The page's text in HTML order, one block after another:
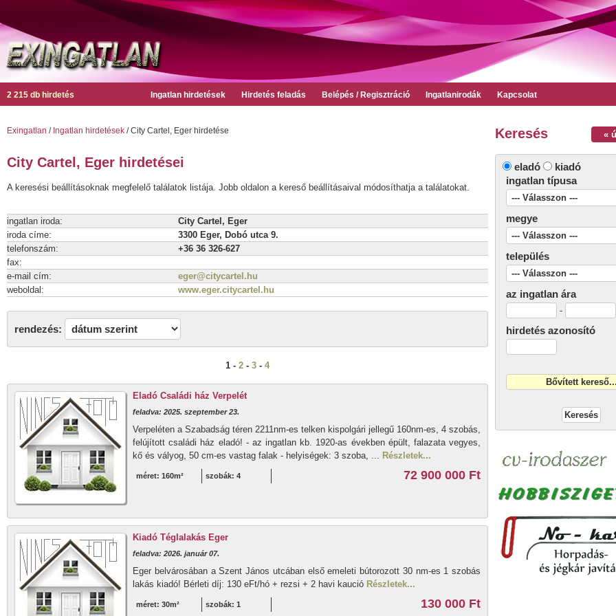
2 215 db hirdetés Ingatlan hirdetések Hirdetés feladás Belépés / Regisztráció Ingatlanirodák Kapcsolat
«
Keresés
eladó
kiadó
ingatlan típusa
megye
település
az ingatlan ára
-
hirdetés azonosító
Exingatlan / Ingatlan hirdetések / City Cartel, Eger hirdetése
City Cartel, Eger hirdetései
A keresési beállításoknak megfelelő találatok listája. Jobb oldalon a kereső beállításaival módosíthatja a találatokat.
ingatlan iroda:
City Cartel, Eger
iroda címe:
3300 Eger, Dobó utca 9.
telefonszám:
+36 36 326-627
fax:
e-mail cím:
eger@citycartel.hu
weboldal:
www.eger.citycartel.hu
rendezés:
1 - 2 - 3 - 4
Eladó Családi ház Verpelét
feladva: 2025. szeptember 23.
Verpeléten a Szabadság téren 2211nm-es telken kispolgári jellegű 160nm-es, 4 szobás,
felújított családi ház eladó! - az ingatlan kb. 1920-as években épült, falazata vegyes,
kő és vályog, 50 cm-es vastag falak - helyiségek: 3 szoba, ... Részletek...
méret: 160m² szobák: 4 72 900 000 Ft
Kiadó Téglalakás Eger
feladva: 2026. január 07.
Eger belvárosában a Szent János utcában első emeleti bútorozott 30 nm-es 1 szobás
lakás kiadó! Bérleti díj: 130 eFt/hó + rezsi + 2 havi kaució Részletek...
méret: 30m² szobák: 1 130 000 Ft